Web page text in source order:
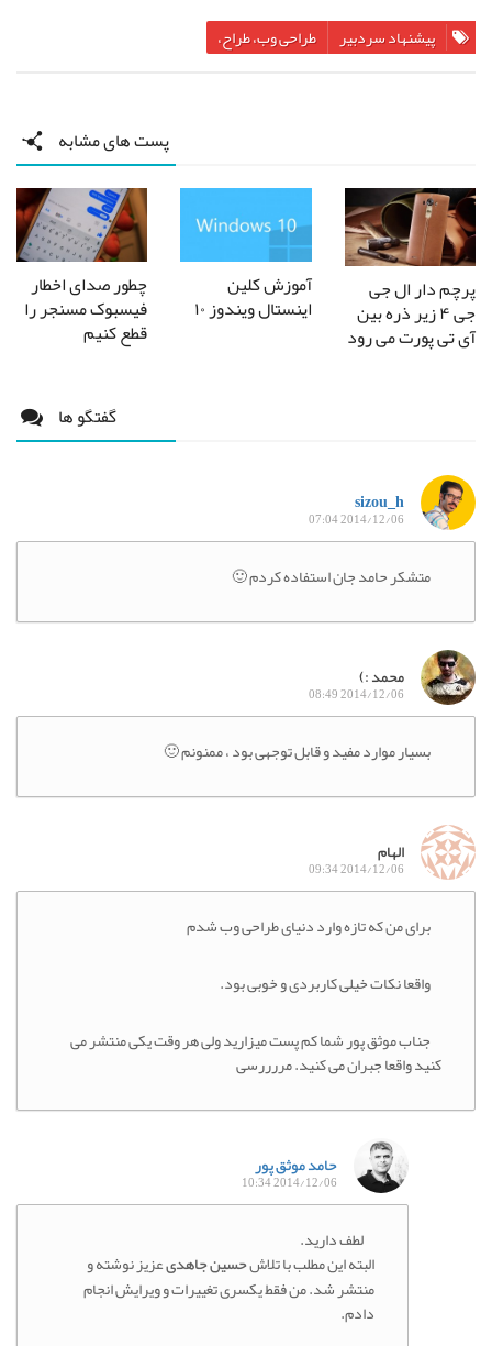
پیشنهاد سردبیر طراحی وب، طراح،
پست های مشابه
پرچم دار ال جی
جی ۴ زیر ذره بین
آی تی پورت می رود
آموزش کلین
اینستال ویندوز ۱۰
چطور صدای اخطار
فیسبوک مسنجر را
قطع کنیم
گفتگو ها
sizou_h
2014/12/06 07:04
متشکر حامد جان استفاده کردم 🙂
محمد :)
2014/12/06 08:49
بسیار موارد مفید و قابل توجهی بود ، ممنونم 🙂
الهام
2014/12/06 09:34
برای من که تازه وارد دنیای طراحی وب شدم
واقعا نکات خیلی کاربردی و خوبی بود.
جناب موثق پور شما کم پست میزارید ولی هر وقت یکی منتشر می
کنید واقعا جبران می کنید. مررررسی
حامد موثق پور
2014/12/06 10:34
لطف دارید.
البته این مطلب با تلاشحسین جاهدیعزیز نوشته و
منتشر شد. من فقط یکسری تغییرات و ویرایش انجام
دادم.